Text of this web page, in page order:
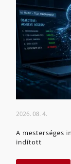
2026. 08. 4.
A mesterséges
indított